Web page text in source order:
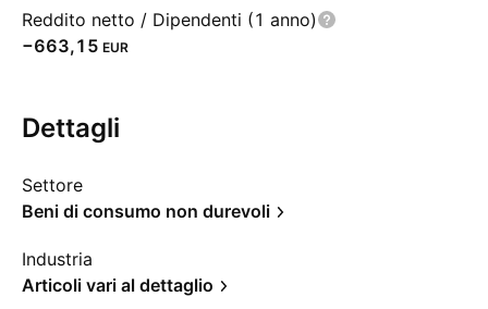
Reddito netto / Dipendenti (1 anno)
−663,15 EUR
Dettagli
Settore
Beni di consumo non durevoli
Industria
Articoli vari al dettaglio